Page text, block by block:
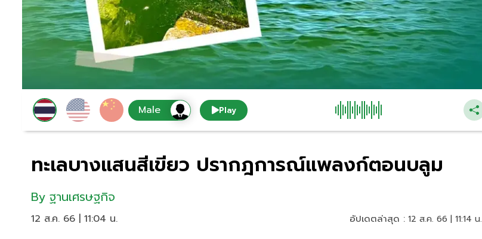
Play
ทะเลบางแสนสีเขียว ปรากฎการณ์แพลงก์ตอนบลูม
By ฐานเศรษฐกิจ
12 ส.ค. 66 | 11:04 น. อัปเดตล่าสุด : 12 ส.ค. 66 | 11:14 น.